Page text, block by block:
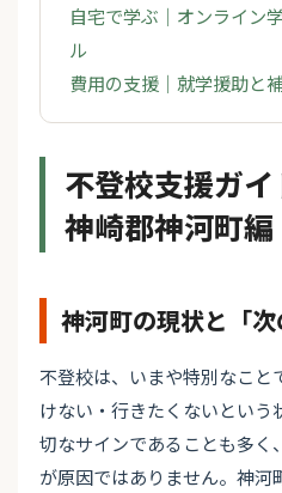
自宅で学ぶ｜オンライン
ル
費用の支援｜就学援助と
不登校支援ガ
神崎郡神河町編
神河町の現状と「次
不登校は、いまや特別なこと
けない・行きたくないとい
切なサインであることも多く
が原因ではありません。神河